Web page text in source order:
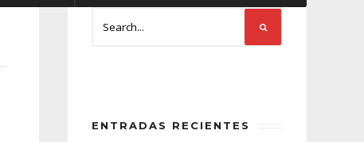
ENTRADAS RECIENTES